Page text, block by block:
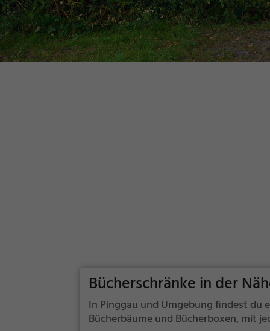
Bücherschränke in der
In Pinggau und Umgebung findest du
Bücherbäume und Bücherboxen, mit